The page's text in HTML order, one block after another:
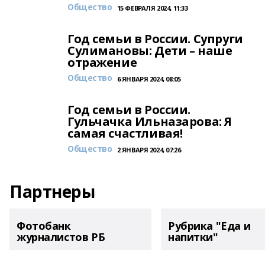
Общество 15 ФЕВРАЛЯ 2024, 11:33
Год семьи в России. Супруги
Сулимановы: Дети – наше
отражение
Общество 6 ЯНВАРЯ 2024, 08:05
Год семьи в России.
Гульчачка Ильназарова: Я
самая счастливая!
Общество 2 ЯНВАРЯ 2024, 07:26
Партнеры
Фотобанк
журналистов РБ
Рубрика "Еда и
напитки"